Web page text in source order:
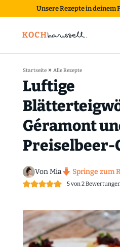
Unsere Rezepte in deinem
Startseite» Alle Rezepte
Luftige
Géramont
Preiselbeer-
Von Mia Springe zum
5von2